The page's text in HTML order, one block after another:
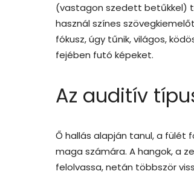
(vastagon szedett betűkkel)
használ színes
fókusz, úgy tűnik, világos,
fejében futó képeket.
Az auditív
Ő hallás alapján tanul, a fülét
maga számára. A hangok, a
felolvassa, netán többször